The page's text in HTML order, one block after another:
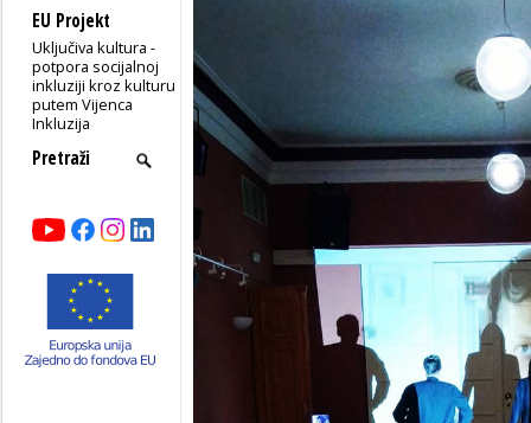
EU Projekt
Uključiva kultura -
potpora socijalnoj
inkluziji kroz kulturu
putem Vijenca
Inkluzija